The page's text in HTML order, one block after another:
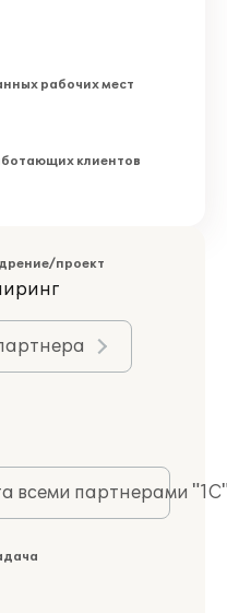
рабочих мест
клиентов
проект
всеми партнерами